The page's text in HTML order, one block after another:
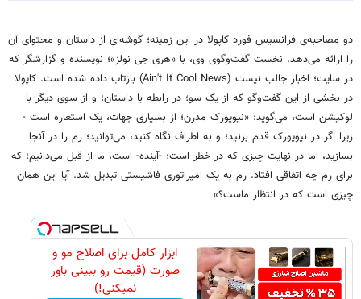
دو مصاحبه‌ی فرانسیس فورد کاپولا در این زمینه؛ گوشه‌ای از داستان و محتوای آن
را ارائه می‌دهد. نخست گفت‌وگوی وی، با «هری جی نولز»؛ نویسنده و گزارشگر که
در سایت؛ اخبار جالب نیست (Ain't It Cool News) بازتاب داده شده است. کاپولا
در بخشی از این گفت‌وگو که از یک سو؛ در رابطه با داستان؛ و از سوی دیگر با
لوکیشن است، می‌گوید: «نیویورک مدرن؛ از بسیاری جهات، یک استعاره است -
زیرا اگر در نیویورک قدم بزنید؛ و به اطراف نگاه کنید، می‌توانید؛ رم را در آنجا
بسازید، اما در نهایت چیزی که در خطر است؛ -آینده- است، ما از قبل می‌دانیم؛ که
برای رم چه اتفاقی افتاد. رم به یک امپراتوری فاشیستی تبدیل شد. آیا این همان
چیزی است که در انتظار ماست؟»
ابزار کامل برای اصلاح مو و
صورت (قیمت رو ببینی باور
نمیکنی!)